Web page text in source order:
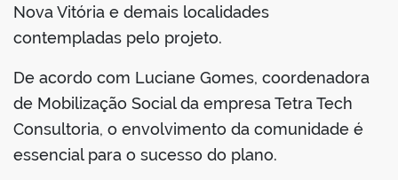
Nova Vitória e demais localidades
contempladas pelo projeto.
De acordo com Luciane Gomes, coordenadora
de Mobilização Social da empresa Tetra Tech
Consultoria, o envolvimento da comunidade é
essencial para o sucesso do plano.